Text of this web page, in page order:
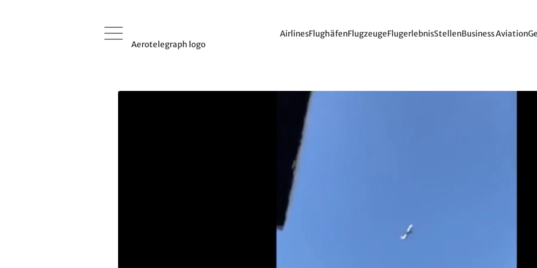
Aerotelegraph logo
AirlinesFlughäfenFlugzeugeFlugerlebnisStellenBusiness Aviation